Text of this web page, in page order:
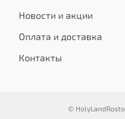
Новости и акции
Оплата и доставка
Контакты
©